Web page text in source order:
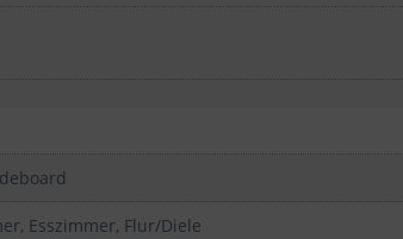
Esszimmer, Flur/Diele